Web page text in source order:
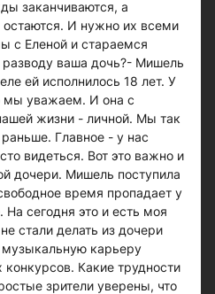
заканчиваются, а
остаются. И нужно их всеми
с Еленой и стараемся
разводу ваша дочь?- Мишель
ей исполнилось 18 лет. У
мы уважаем. И она с
жизни - личной. Мы так
Главное - у нас
видеться. Вот это важно и
дочери. Мишель поступила
время пропадает у
сегодня это и есть моя
стали делать из дочери
музыкальную карьеру
Какие трудности
зрители уверены, что